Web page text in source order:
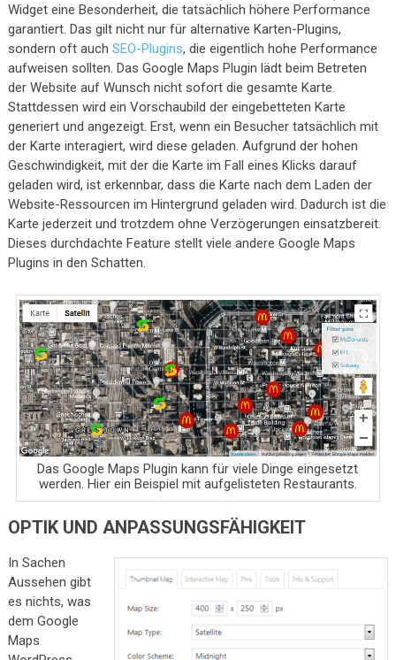
Widget eine Besonderheit, die tatsächlich höhere Performance
garantiert. Das gilt nicht nur für alternative Karten-Plugins,
sondern oft auch SEO-Plugins, die eigentlich hohe Performance
aufweisen sollten. Das Google Maps Plugin lädt beim Betreten
der Website auf Wunsch nicht sofort die gesamte Karte.
Stattdessen wird ein Vorschaubild der eingebetteten Karte
generiert und angezeigt. Erst, wenn ein Besucher tatsächlich mit
der Karte interagiert, wird diese geladen. Aufgrund der hohen
Geschwindigkeit, mit der die Karte im Fall eines Klicks darauf
geladen wird, ist erkennbar, dass die Karte nach dem Laden der
Website-Ressourcen im Hintergrund geladen wird. Dadurch ist die
Karte jederzeit und trotzdem ohne Verzögerungen einsatzbereit.
Dieses durchdachte Feature stellt viele andere Google Maps
Plugins in den Schatten.
Das Google Maps Plugin kann für viele Dinge eingesetzt
werden. Hier ein Beispiel mit aufgelisteten Restaurants.
OPTIK UND ANPASSUNGSFÄHIGKEIT
In Sachen
Aussehen gibt
es nichts, was
dem Google
Maps